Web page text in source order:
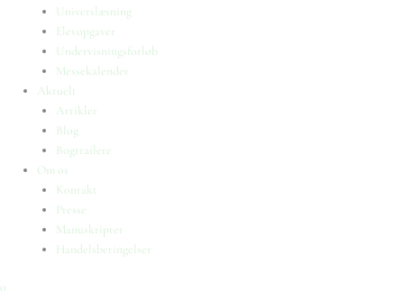
Universlæsning
Elevopgaver
Undervisningsforløb
Messekalender
Aktuelt
Artikler
Blog
Bogtrailere
Om os
Kontakt
Presse
Manuskripter
Handelsbetingelser
0